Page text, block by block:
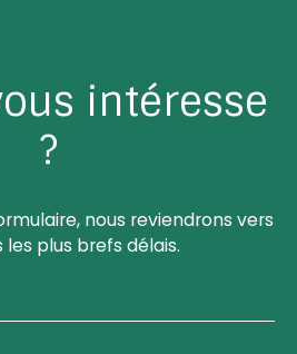
intéresse
?
nous reviendrons vers
les plus brefs délais.